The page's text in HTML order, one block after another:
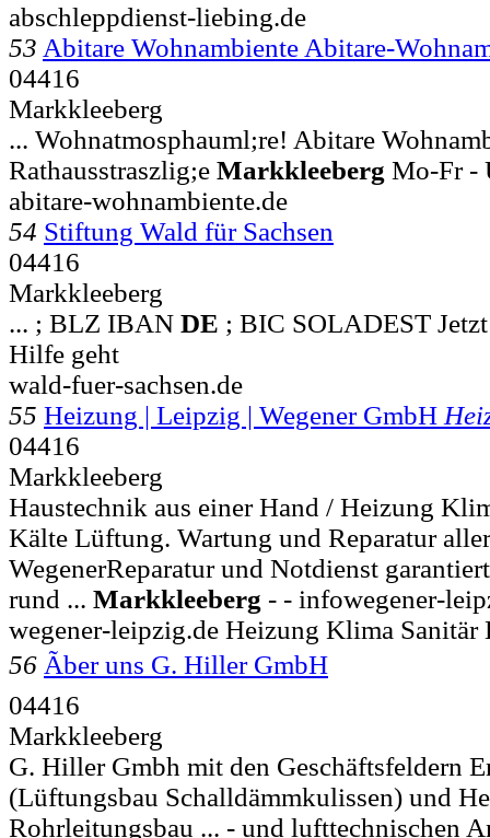
abschleppdienst-liebing.de
53 Abitare Wohnambiente Abitare-
04416
Markkleeberg
... Wohnatmosphauml;re! Abitare
Rathausstraszlig;e Markkleeberg Mo-Fr -
abitare-wohnambiente.de
54 Stiftung Wald für Sachsen
04416
Markkleeberg
... ; BLZ IBAN DE ; BIC SOLADEST
Hilfe geht
wald-fuer-sachsen.de
55 Heizung | Leipzig | Wegener GmbH
04416
Markkleeberg
Haustechnik aus einer Hand / Heizung
Kälte Lüftung. Wartung und Reparatur
WegenerReparatur und Notdienst
rund ... Markkleeberg - - infowegener-
wegener-leipzig.de Heizung Klima Sanitär
56 Ãber uns G. Hiller GmbH
04416
Markkleeberg
G. Hiller Gmbh mit den Geschäftsfeldern
(Lüftungsbau Schalldämmkulissen) und
Rohrleitungsbau ... - und lufttechnischen